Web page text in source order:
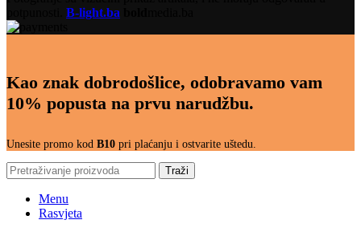
B-light.ba
Kao znak dobrodošlice, odobravamo vam
10% popusta na prvu narudžbu.
Unesite promo kod B10 pri plaćanju i ostvarite uštedu.
Traži
Menu
Rasvjeta